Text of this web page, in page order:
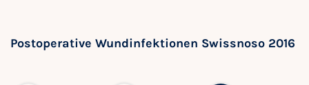
Postoperative Wundinfektionen Swissnoso 2016